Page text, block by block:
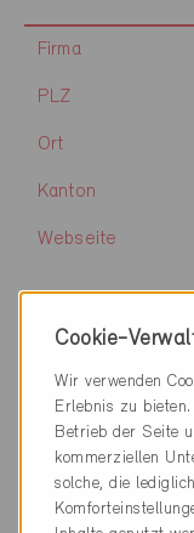
Firma
PLZ
Ort
Kanton
Webseite
Firma
PLZ
Ort
Kanton
Webseite
Cookie-
Wir verwenden
Erlebnis zu
Betrieb der Seite
kommerziellen
solche, die